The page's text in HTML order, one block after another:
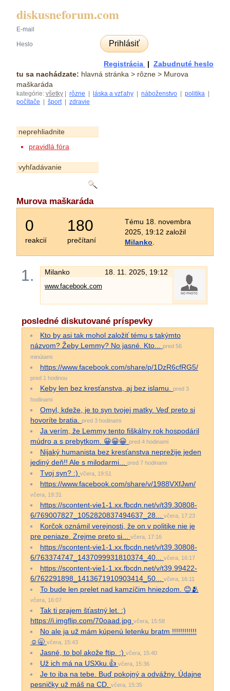
diskusneforum.com
Prihlásiť
Registrácia | Zabudnuté heslo
tu sa nachádzate: hlavná stránka > rôzne > Murova
maškaráda
kategórie: všetky rôzne láska a vzťahy náboženstvo politika
počítače
šport| zdravie
neprehliadnite
pravidlá fóra
vyhľadávanie
Murova maškaráda
0
reakcií
180
prečítaní
Tému 18. novembra
2025, 19:12 založil
Milanko
1. Milanko 18. 11. 2025, 19:12
www.facebook.com
posledné diskutované príspevky
Kto by asi tak mohol založiť tému s takýmto
názvom? Žeby Lemmy? No jasné. Kto...
pred 56
minútami
https://www.facebook.com/share/p/1DzR6cfRG5/
pred 1 hodinou
Keby len bez kresťanstva, aj bez islamu.
pred 3
hodinami
Omyl, kdeže, je to syn tvojej matky. Veď preto si
hovoríte bratia.
pred 3 hodinami
Ja verím, že Lemmy tento fiškálny rok hospodáril
múdro a s prebytkom. 😀😀😀 pred 4 hodinami
Nijaký humanista bez kresťanstva neprežije jeden
jediný deň!! Ale s milodarmi...
pred 7 hodinami
Tvoj syn? :) včera, 19:51
https://www.facebook.com/share/v/1988VXfJwn/
včera, 19:31
https://scontent-vie1-1.xx.fbcdn.net/v/t39.30808-
6/769007827_1052820837494637_28...
včera, 17:23
Korčok oznámil verejnosti, že on v politike nie je
pre peniaze. Zrejme preto si...
včera, 17:16
https://scontent-vie1-1.xx.fbcdn.net/v/t39.30808-
6/763374747_1437099931810374_40...
včera, 16:17
https://scontent-vie1-1.xx.fbcdn.net/v/t39.99422-
6/762291898_1413671910903414_50...
včera, 16:11
To bude len prelet nad kamzíčim hniezdom. 😊🫂
včera, 16:07
Tak ti prajem šťastný let. :)
https://i.imgflip.com/70oaad.jpg včera, 15:58
No ale ja už mám kúpenú letenku bratm !!!!!!!!!!!!
☺️🥱 včera, 15:43
Jasné, to bol akože ftip. :) včera, 15:40
Už ich má na USXku.👍 včera, 15:36
Je to iba na tebe. Buď pokojný a odvážny. Údajne
pesničky už máš na CD.
včera, 15:35